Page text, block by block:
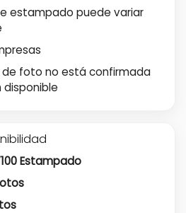
estampado puede variar
foto no está confirmada
disponible
Estampado